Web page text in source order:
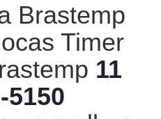
Brastemp
Timer
11
5150